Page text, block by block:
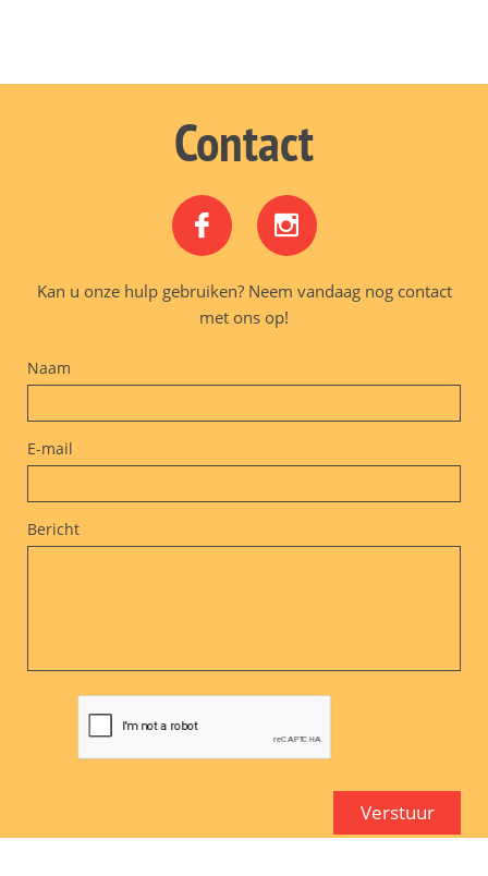
Contact
 
Kan u onze hulp gebruiken? Neem vandaag nog contact
met ons op!
Naam
E-mail
Bericht
Verstuur